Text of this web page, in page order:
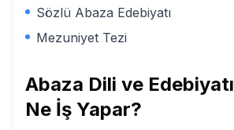
Sözlü Abaza Edebiyatı
Mezuniyet Tezi
Abaza Dili ve Edebiyatı
Ne İş Yapar?